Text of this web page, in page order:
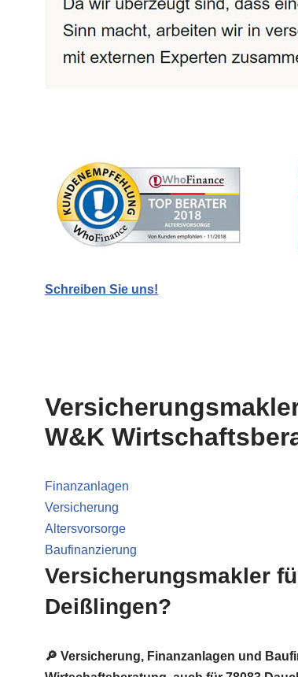
Schreiben Sie uns!
W&K
Finanzanlagen
Versicherung
Altersvorsorge
Baufinanzierung
Versicherungsmakler
Deißlingen?
🔎 Versicherung, Finanzanlagen und